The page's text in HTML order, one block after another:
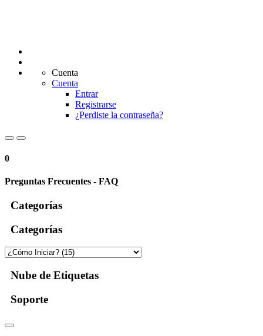
Cuenta
Cuenta
Entrar
Registrarse
¿Perdiste la contraseña?
0
Preguntas Frecuentes - FAQ
Categorías
Categorías
Nube de Etiquetas
Soporte